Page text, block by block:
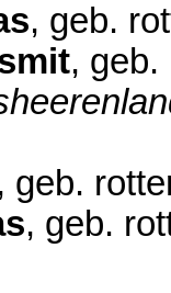
, geb.
,
, geb.
, geb.